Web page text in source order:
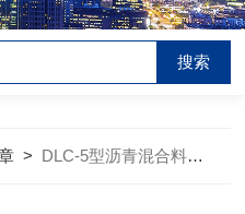
> DLC-5型沥青混合料离心式分离机的技术参数